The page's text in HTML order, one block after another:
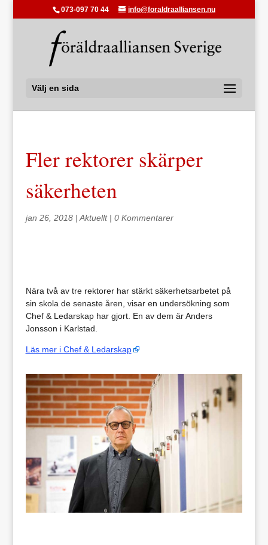
073-097 70 44 info@foraldraalliansen.nu
Välj en sida
Fler rektorer skärper
säkerheten
jan 26, 2018| Aktuellt| 0 Kommentarer
Nära två av tre rektorer har stärkt säkerhetsarbetet på
sin skola de senaste åren, visar en undersökning som
Chef & Ledarskap har gjort. En av dem är Anders
Jonsson i Karlstad.
Läs mer i Chef & Ledarskap